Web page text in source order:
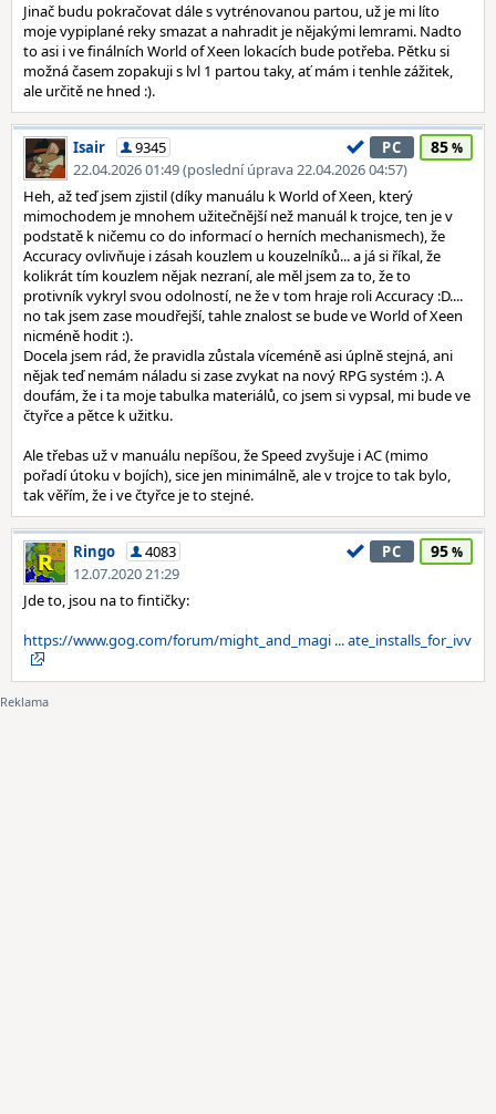
Jinač budu pokračovat dále s vytrénovanou partou, už je mi líto
moje vypiplané reky smazat a nahradit je nějakými lemrami. Nadto
to asi i ve finálních World of Xeen lokacích bude potřeba. Pětku si
možná časem zopakuji s lvl 1 partou taky, ať mám i tenhle zážitek,
ale určitě ne hned :).
Isair
9345
22.04.2026 01:49 (poslední úprava 22.04.2026 04:57)
PC 85
Heh, až teď jsem zjistil (díky manuálu k World of Xeen, který
mimochodem je mnohem užitečnější než manuál k trojce, ten je v
podstatě k ničemu co do informací o herních mechanismech), že
Accuracy ovlivňuje i zásah kouzlem u kouzelníků... a já si říkal, že
kolikrát tím kouzlem nějak nezraní, ale měl jsem za to, že to
protivník vykryl svou odolností, ne že v tom hraje roli Accuracy :D....
no tak jsem zase moudřejší, tahle znalost se bude ve World of Xeen
nicméně hodit :).
Docela jsem rád, že pravidla zůstala víceméně asi úplně stejná, ani
nějak teď nemám náladu si zase zvykat na nový RPG systém :). A
doufám, že i ta moje tabulka materiálů, co jsem si vypsal, mi bude ve
čtyřce a pětce k užitku.
Ale třebas už v manuálu nepíšou, že Speed zvyšuje i AC (mimo
pořadí útoku v bojích), sice jen minimálně, ale v trojce to tak bylo,
tak věřím, že i ve čtyřce je to stejné.
Ringo
4083
12.07.2020 21:29
PC 95
Jde to, jsou na to fintičky:
https://www.gog.com/forum/might_and_magi ... ate_installs_for_ivv